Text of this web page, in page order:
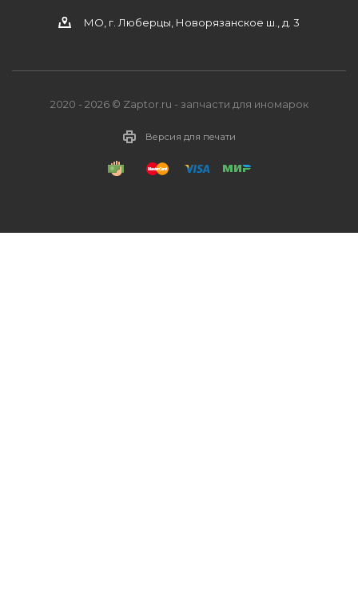
МО, г. Люберцы, Новорязанское ш., д. 3
2020 - 2026 © Zaptor.ru - запчасти для иномарок
Версия для печати